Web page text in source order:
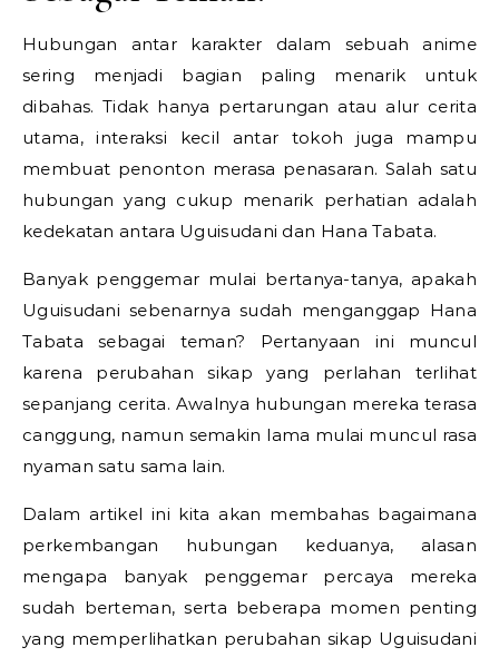
Hubungan antar karakter dalam sebuah anime
sering menjadi bagian paling menarik untuk
dibahas. Tidak hanya pertarungan atau alur cerita
utama, interaksi kecil antar tokoh juga mampu
membuat penonton merasa penasaran. Salah satu
hubungan yang cukup menarik perhatian adalah
kedekatan antara Uguisudani dan Hana Tabata.
Banyak penggemar mulai bertanya-tanya, apakah
Uguisudani sebenarnya sudah menganggap Hana
Tabata sebagai teman? Pertanyaan ini muncul
karena perubahan sikap yang perlahan terlihat
sepanjang cerita. Awalnya hubungan mereka terasa
canggung, namun semakin lama mulai muncul rasa
nyaman satu sama lain.
Dalam artikel ini kita akan membahas bagaimana
perkembangan hubungan keduanya, alasan
mengapa banyak penggemar percaya mereka
sudah berteman, serta beberapa momen penting
yang memperlihatkan perubahan sikap Uguisudani